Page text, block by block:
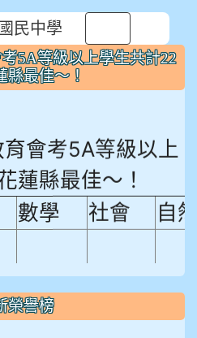
民中學
5A等級以上學生共計22
縣最佳～！
會考5A等級以上
蓮縣最佳～！
數學 社會
自
29.19%12.16%
榮譽榜